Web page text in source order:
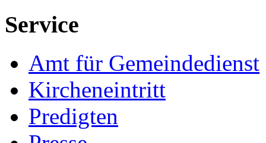
Service
Amt für Gemeindedienst
Kircheneintritt
Predigten